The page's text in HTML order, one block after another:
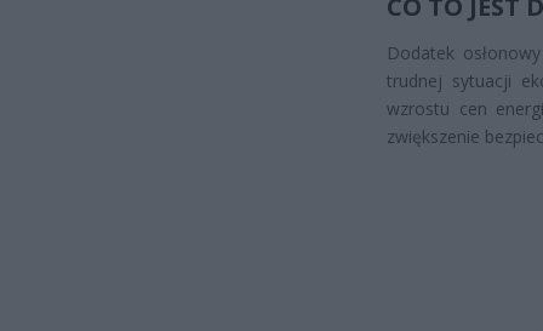
Dodatek
trudnej sytuacji
wzrostu cen
zwiększenie